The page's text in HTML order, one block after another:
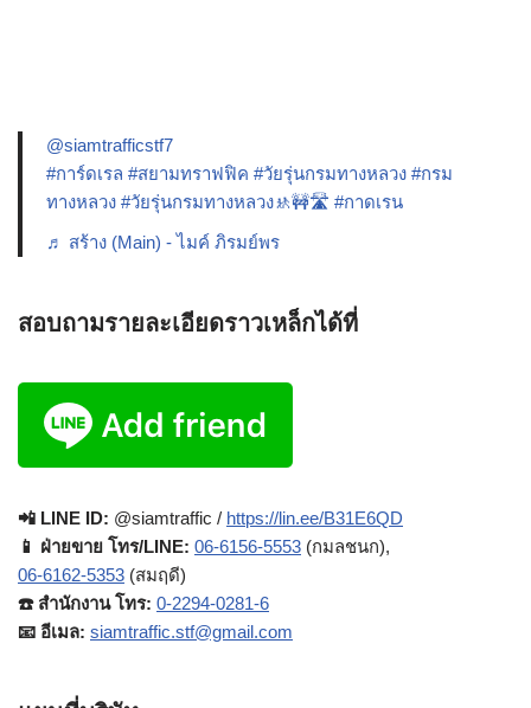
@siamtrafficstf7
#การ์ดเรล #สยามทราฟฟิค #วัยรุ่นกรมทางหลวง #กรม
ทางหลวง #วัยรุ่นกรมทางหลวง🚸🚧🛣️ #กาดเรน
♬ สร้าง (Main) - ไมค์ ภิรมย์พร
สอบถามรายละเอียดราวเหล็กได้ที่
📲 LINE ID: @siamtraffic / https://lin.ee/B31E6QD
📱 ฝ่ายขาย โทร/LINE: 06-6156-5553 (กมลชนก),
06-6162-5353 (สมฤดี)
☎️ สำนักงาน โทร: 0-2294-0281-6
📧 อีเมล: siamtraffic.stf@gmail.com